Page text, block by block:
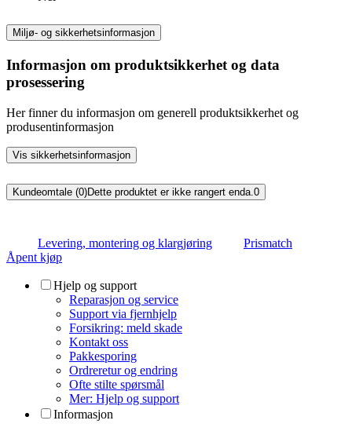
Miljø- og sikkerhetsinformasjon
Informasjon om produktsikkerhet og data
prosessering
Her finner du informasjon om generell produktsikkerhet og
produsentinformasjon
Vis sikkerhetsinformasjon
Kundeomtale (0)Dette produktet er ikke rangert enda. 0
Levering, montering og klargjøring
Prismatch
Åpent kjøp
Hjelp og support
Reparasjon og service
Support via fjernhjelp
Forsikring: meld skade
Kontakt oss
Pakkesporing
Ordreretur og endring
Ofte stilte spørsmål
Mer: Hjelp og support
Informasjon